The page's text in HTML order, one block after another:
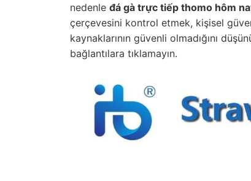
nedenle đá gà trực tiếp thomo hôm
çerçevesini kontrol etmek, kişisel
kaynaklarının güvenli olmadığını
bağlantılara tıklamayın.